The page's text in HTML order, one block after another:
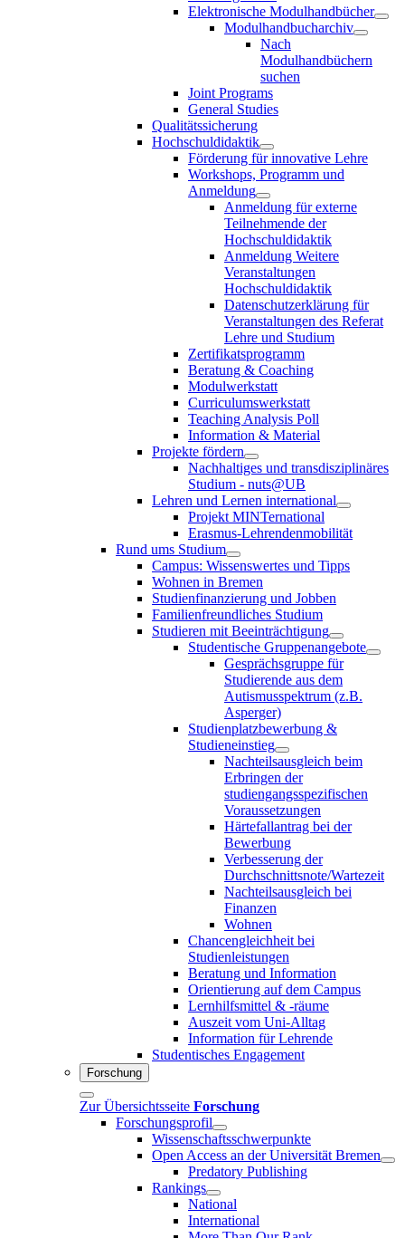
Elektronische Modulhandbücher
Modulhandbucharchiv
Nach
Modulhandbüchern
suchen
Joint Programs
General Studies
Qualitätssicherung
Hochschuldidaktik
Förderung für innovative Lehre
Workshops, Programm und
Anmeldung
Anmeldung für externe
Teilnehmende der
Hochschuldidaktik
Anmeldung Weitere
Veranstaltungen
Hochschuldidaktik
Datenschutzerklärung für
Veranstaltungen des Referat
Lehre und Studium
Zertifikatsprogramm
Beratung & Coaching
Modulwerkstatt
Curriculumswerkstatt
Teaching Analysis Poll
Information & Material
Projekte fördern
Nachhaltiges und transdisziplinäres
Studium - nuts@UB
Lehren und Lernen international
Projekt MINTernational
Erasmus-Lehrendenmobilität
Rund ums Studium
Campus: Wissenswertes und Tipps
Wohnen in Bremen
Studienfinanzierung und Jobben
Familienfreundliches Studium
Studieren mit Beeinträchtigung
Studentische Gruppenangebote
Gesprächsgruppe für
Studierende aus dem
Autismusspektrum (z.B.
Asperger)
Studienplatzbewerbung &
Studieneinstieg
Nachteilsausgleich beim
Erbringen der
studiengangsspezifischen
Voraussetzungen
Härtefallantrag bei der
Bewerbung
Verbesserung der
Durchschnittsnote/Wartezeit
Nachteilsausgleich bei
Finanzen
Wohnen
Chancengleichheit bei
Studienleistungen
Beratung und Information
Orientierung auf dem Campus
Lernhilfsmittel & -räume
Auszeit vom Uni-Alltag
Information für Lehrende
Studentisches Engagement
Forschung
Zur Übersichtsseite Forschung
Forschungsprofil
Wissenschaftsschwerpunkte
Open Access an der Universität Bremen
Predatory Publishing
Rankings
National
International